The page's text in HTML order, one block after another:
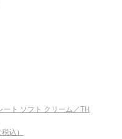
ト ソフト クリーム／TH
込）